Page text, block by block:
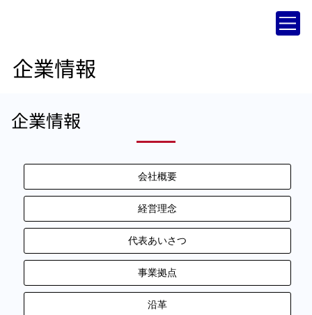
企業情報
企業情報
会社概要
経営理念
代表あいさつ
事業拠点
沿革